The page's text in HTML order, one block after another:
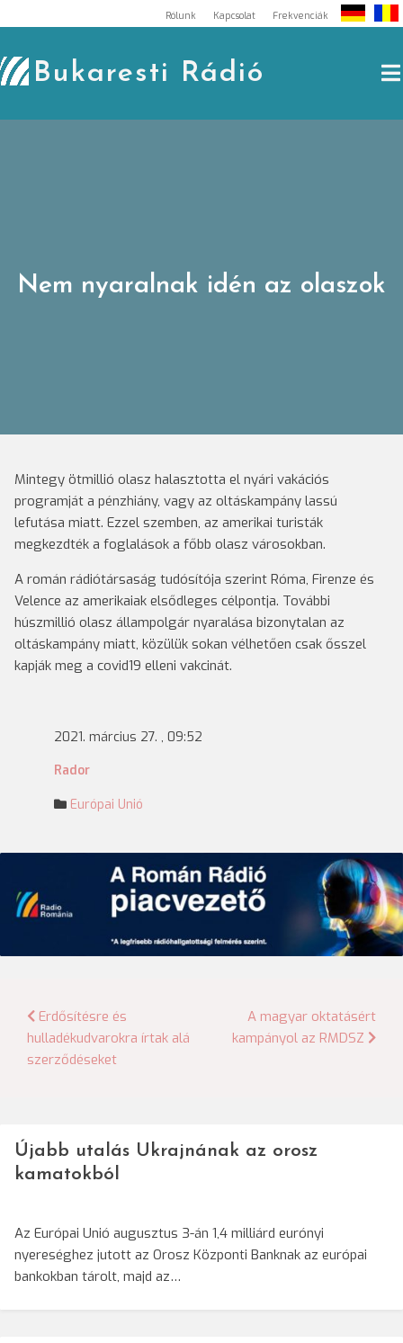
to
content
Rólunk Kapcsolat Frekvenciák
Bukaresti Rádió
Nem nyaralnak idén az olaszok
Mintegy ötmillió olasz halasztotta el nyári vakációs
programját a pénzhiány, vagy az oltáskampány lassú
lefutása miatt. Ezzel szemben, az amerikai turisták
megkezdték a foglalások a főbb olasz városokban.
A román rádiótársaság tudósítója szerint Róma, Firenze és
Velence az amerikaiak elsődleges célpontja. További
húszmillió olasz állampolgár nyaralása bizonytalan az
oltáskampány miatt, közülük sokan vélhetően csak ősszel
kapják meg a covid19 elleni vakcinát.
2021. március 27. , 09:52
Rador
Európai Unió
Bejegyzés
navigáció
Erdősítésre és
hulladékudvarokra írtak alá
szerződéseket
A magyar oktatásért
kampányol az RMDSZ
Újabb utalás Ukrajnának az orosz
kamatokból
Az Európai Unió augusztus 3-án 1,4 milliárd eurónyi
nyereséghez jutott az Orosz Központi Banknak az európai
bankokban tárolt, majd az…